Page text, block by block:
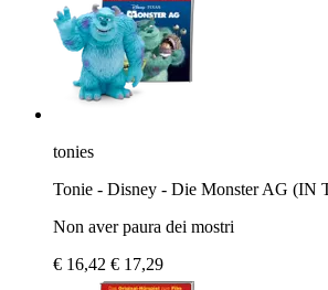
tonies
Tonie - Disney - Die Monster AG (IN
Non aver paura dei mostri
€ 16,42 € 17,29